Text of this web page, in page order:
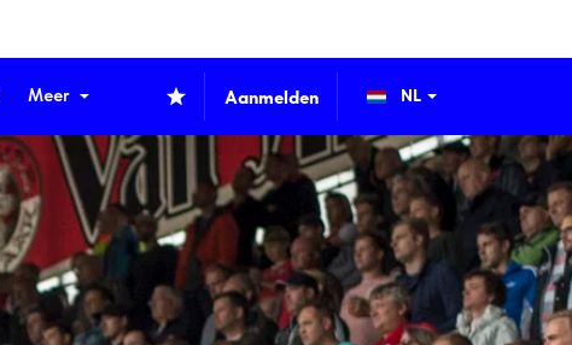
Meer Aanmelden